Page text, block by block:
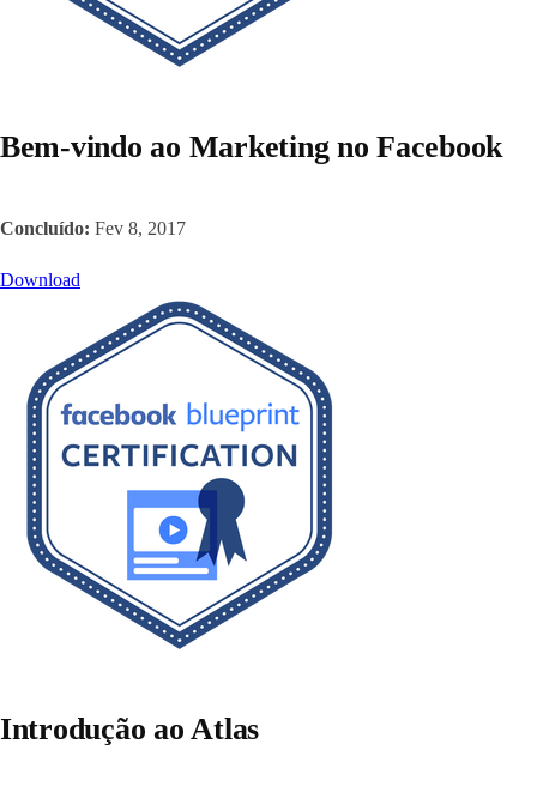
Bem-vindo ao Marketing no Facebook
Concluído: Fev 8, 2017
Download
Introdução ao Atlas